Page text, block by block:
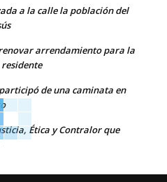
a la calle la población del
arrendamiento para la
de una caminata en
Ética y Contralor que